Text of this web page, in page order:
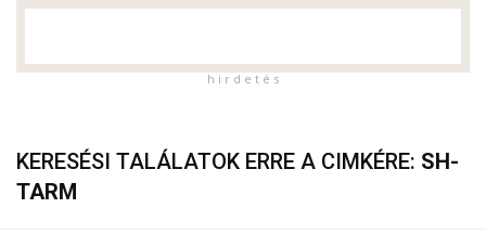
h i r d e t é s
KERESÉSI TALÁLATOK ERRE A CIMKÉRE: SH-
TARM